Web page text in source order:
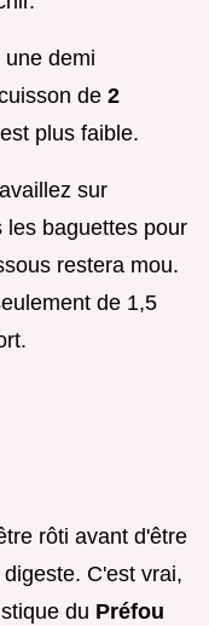
une demi
de 2
plus faible.
sur
les baguettes pour
restera mou.
de 1,5
rôti avant d'être
C'est vrai,
du Préfou